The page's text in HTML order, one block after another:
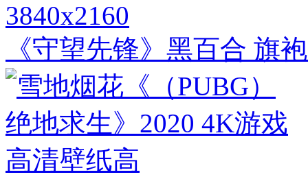
3840x2160
《守望先锋》黑百合 旗